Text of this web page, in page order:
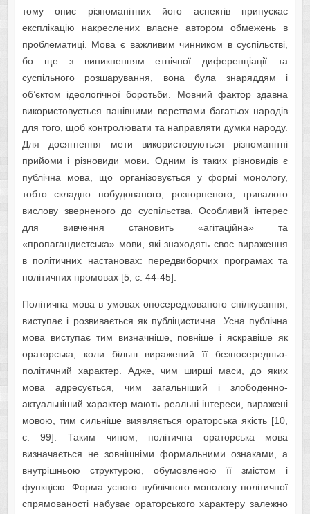
тому опис різноманітних його аспектів припускає
експлікацію накреслених власне автором обмежень в
проблематиці. Мова є важливим чинником в суспільстві,
бо ще з виникненням етнічної диференціації та
суспільного розшарування, вона була знаряддям і
об’єктом ідеологічної боротьби. Мовний фактор здавна
використовується панівними верствами багатьох народів
для того, щоб контролювати та направляти думки народу.
Для досягнення мети використовуються різноманітні
прийоми і різновиди мови. Одним із таких різновидів є
публічна мова, що організовується у формі монологу,
тобто складно побудованого, розгорненого, тривалого
вислову зверненого до суспільства. Особливий інтерес
для вивчення становить «агітаційна» та
«пропагандистська» мови, які знаходять своє вираження
в політичних настановах: передвиборчих програмах та
політичних промовах [5, с. 44-45].
Політична мова в умовах опосередкованого спілкування,
виступає і розвивається як публіцистична. Усна публічна
мова виступає тим визначніше, повніше і яскравіше як
ораторська, коли більш виражений її безпосередньо-
політичний характер. Адже, чим ширші маси, до яких
мова адресується, чим загальніший і злободенно-
актуальніший характер мають реальні інтереси, виражені
мовою, тим сильніше виявляється ораторська якість [10,
с. 99]. Таким чином, політична ораторська мова
визначається не зовнішніми формальними ознаками, а
внутрішньою структурою, обумовленою її змістом і
функцією. Форма усного публічного монологу політичної
спрямованості набуває ораторського характеру залежно